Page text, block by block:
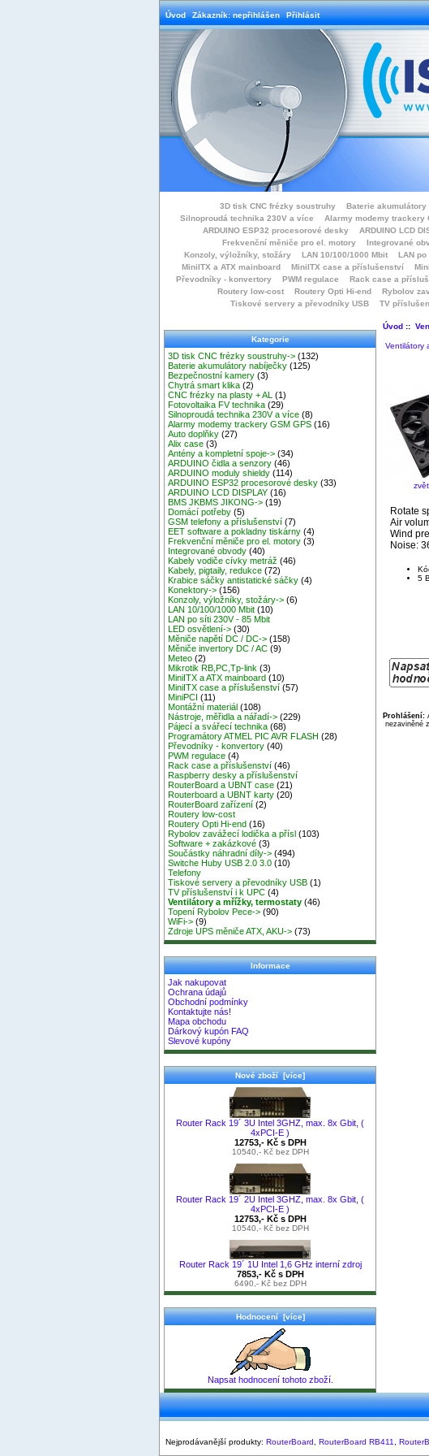
Úvod Zákazník: nepřihlášen Přihlásit
3D tisk CNC frézky soustruhy Baterie
Silnoproudá technika 230V a více
Alarmy modemy trackery
ARDUINO ESP32 procesorové desky
ARDUINO LCD
Frekvenční měniče pro el. motory
Integrované
Konzoly, výložníky, stožáry
LAN 10/100/1000 Mbit LAN po
MiniITX a ATX mainboard
MiniITX case a příslušenství
Převodníky - konvertory
PWM regulace Rack case a
Routery low-cost
Routery Opti Hi-end Rybolov
Tiskové servery a převodníky USB
TV
Kategorie
3D tisk CNC frézky soustruhy-> (132)
Baterie akumulátory nabíječky (125)
Bezpečnostní kamery (3)
Chytrá smart klika (2)
CNC frézky na plasty + AL
(1)
Fotovoltaika FV technika (29)
Silnoproudá technika 230V a více (8)
Alarmy modemy trackery GSM GPS (16)
Auto doplňky (27)
Alix case (3)
Antény a kompletní spoje-> (34)
ARDUINO čidla a senzory (46)
ARDUINO moduly shieldy (114)
ARDUINO ESP32 procesorové desky (33)
ARDUINO LCD DISPLAY (16)
BMS JKBMS JIKONG-> (19)
Domácí potřeby (5)
GSM telefony a příslušenství (7)
EET software a pokladny tiskárny (4)
Frekvenční měniče pro el. motory (3)
Integrované obvody (40)
Kabely vodiče cívky metráž (46)
Kabely, pigtaily, redukce (72)
Krabice sáčky antistatické sáčky (4)
Konektory-> (156)
Konzoly, výložníky, stožáry-> (6)
LAN 10/100/1000 Mbit (10)
LAN po síti 230V - 85 Mbit
LED osvětlení-> (30)
Měniče napětí DC / DC-> (158)
Měniče invertory DC / AC (9)
Meteo (2)
Mikrotik RB,PC,Tp-link (3)
MiniITX a ATX mainboard (10)
MiniITX case a příslušenství (57)
MiniPCI (11)
Montážní materiál (108)
Nástroje, měřidla a nářadí-> (229)
Pájecí a svářecí technika (68)
Programátory ATMEL PIC AVR FLASH (28)
Převodníky - konvertory (40)
PWM regulace (4)
Rack case a příslušenství (46)
Raspberry desky a příslušenství
RouterBoard a UBNT case (21)
Routerboard a UBNT karty (20)
RouterBoard zařízení (2)
Routery low-cost
Routery Opti Hi-end (16)
Rybolov zavážecí lodička a přísl (103)
Software + zakázkové (3)
Součástky náhradní díly-> (494)
Switche Huby USB 2.0 3.0 (10)
Telefony
Tiskové servery a převodníky USB (1)
TV příslušenství i k UPC (4)
Ventilátory a mřížky, termostaty (46)
Topení Rybolov Pece-> (90)
WiFi-> (9)
Zdroje UPS měniče ATX, AKU-> (73)
Informace
Jak nakupovat
Ochrana údajů
Obchodní podmínky
Kontaktujte nás!
Mapa obchodu
Dárkový kupón FAQ
Slevové kupóny
Nové zboží [více]
Router Rack 19´ 3U Intel 3GHZ, max. 8x Gbit, (
4xPCI-E )
12753,- Kč s DPH
10540,- Kč bez DPH
Router Rack 19´ 2U Intel 3GHZ, max. 8x Gbit, (
4xPCI-E )
12753,- Kč s DPH
10540,- Kč bez DPH
Router Rack 19´ 1U Intel 1,6 GHz interní zdroj
7853,- Kč s DPH
6490,- Kč bez DPH
Hodnocení [více]
Napsat hodnocení tohoto zboží.
Úvod::
Ventilátory
Rotate
Air
Wind
Noise:
5
Prohlášení:
nezaviněné
Nejprodávanější produkty: RouterBoard RouterBoard RB411